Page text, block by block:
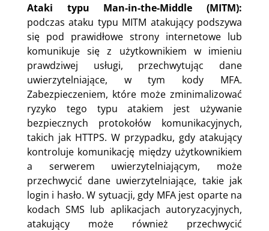
Ataki typu Man-in-the-Middle (MITM):
podczas ataku typu MITM atakujący podszywa
się pod prawidłowe strony internetowe lub
komunikuje się z użytkownikiem w imieniu
prawdziwej usługi, przechwytując dane
uwierzytelniające, w tym kody MFA.
Zabezpieczeniem, które może zminimalizować
ryzyko tego typu atakiem jest używanie
bezpiecznych protokołów komunikacyjnych,
takich jak HTTPS. W przypadku, gdy atakujący
kontroluje komunikację między użytkownikiem
a serwerem uwierzytelniającym, może
przechwycić dane uwierzytelniające, takie jak
login i hasło. W sytuacji, gdy MFA jest oparte na
kodach SMS lub aplikacjach autoryzacyjnych,
atakujący może również przechwycić